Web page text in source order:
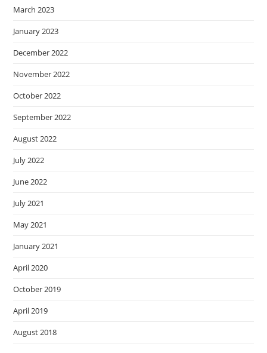
March 2023
January 2023
December 2022
November 2022
October 2022
September 2022
August 2022
July 2022
June 2022
July 2021
May 2021
January 2021
April 2020
October 2019
April 2019
August 2018